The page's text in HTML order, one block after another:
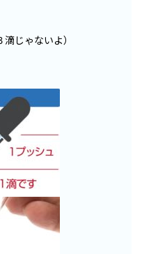
じゃないよ）